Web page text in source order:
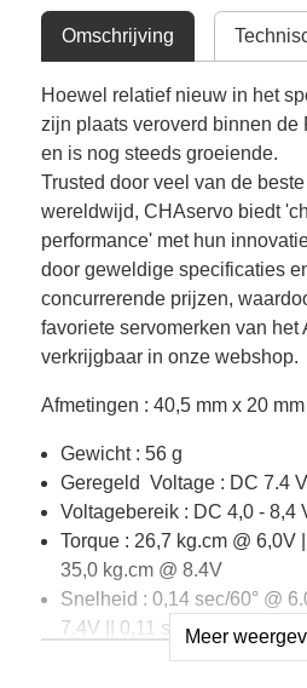
Omschrijving
Hoewel relatief nieuw in het
zijn plaats veroverd binnen de
en is nog steeds groeiende.
Trusted door veel van de
wereldwijd, CHAservo biedt
performance' met hun
door geweldige specificaties
concurrerende prijzen,
favoriete servomerken van het
verkrijgbaar in onze webshop.
Afmetingen : 40,5 mm x 20
Gewicht : 56 g
Geregeld Voltage : DC 7.4 V
Voltagebereik : DC 4,0 - 8,4
Torque : 26,7 kg.cm @ 6,0V
35,0 kg.cm @ 8.4V
Snelheid : 0,14 sec/60° @
7.4V || 0,11 sec/60° @ 8.4V
Max. Stroom : 4,0 A @ 6,0 V
Meer